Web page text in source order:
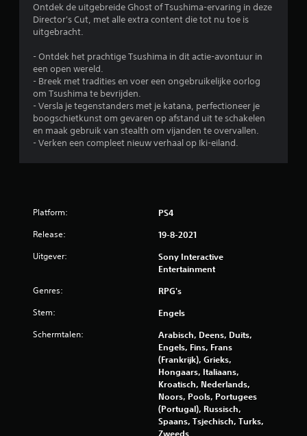
Ontdek de uitgebreide Ghost of Tsushima-ervaring in deze
Director's Cut, met alle extra content die tot nu toe is
uitgebracht.
- Ontdek het prachtige Tsushima in dit actie-avontuur in
een open wereld.
- Breek met tradities en voer een ongebruikelijke oorlog
om Tsushima te bevrijden.
- Versla je tegenstanders met je katana, perfectioneer je
boogschietkunst om gevaren op afstand uit te schakelen
en maak gebruik van stealth om vijanden te overvallen.
- Verken een compleet nieuw verhaal op Iki-eiland.
Platform: PS4
Release: 19-8-2021
Uitgever:
Sony Interactive
Entertainment
Genres: RPG's
Stem: Engels
Schermtalen:
Arabisch, Deens, Duits,
Engels, Fins, Frans
(Frankrijk), Grieks,
Hongaars, Italiaans,
Kroatisch, Nederlands,
Noors, Pools, Portugees
(Portugal), Russisch,
Spaans, Tsjechisch, Turks,
Zweeds